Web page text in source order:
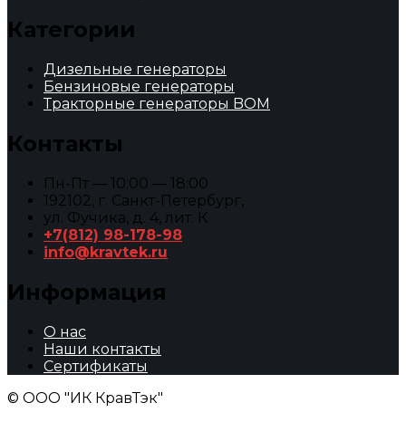
Категории
Дизельные генераторы
Бензиновые генераторы
Тракторные генераторы BOM
Контакты
Пн-Пт — 10:00 — 18:00
192102, г. Санкт-Петербург,
ул. Фучика, д. 4, лит. К
+7(812) 98-178-98
info@kravtek.ru
Информация
О нас
Наши контакты
Сертификаты
© ООО "ИК КравТэк"